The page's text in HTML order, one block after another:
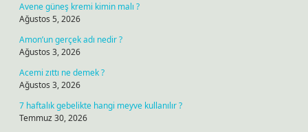
Avene güneş kremi kimin malı ?
Ağustos 5, 2026
Amon’un gerçek adı nedir ?
Ağustos 3, 2026
Acemi zıttı ne demek ?
Ağustos 3, 2026
7 haftalık gebelikte hangi meyve kullanılır ?
Temmuz 30, 2026